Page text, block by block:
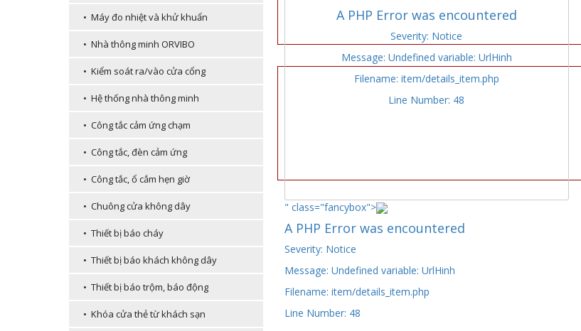
• Máy đo nhiệt và khử khuẩn
• Nhà thông minh ORVIBO
• Kiểm soát ra/vào cửa cổng
• Hệ thống nhà thông minh
• Công tắc cảm ứng chạm
• Công tắc, đèn cảm ứng
• Công tắc, ổ cắm hẹn giờ
• Chuông cửa không dây
• Thiết bị báo cháy
• Thiết bị báo khách không dây
• Thiết bị báo trộm, báo động
• Khóa cửa thẻ từ khách sạn
A PHP Error was encountered
Severity: Notice
Message: Undefined variable: UrlHinh
Filename: item/details_item.php
Line Number: 48
" class="fancybox">
A PHP Error was encountered
Severity: Notice
Message: Undefined variable: UrlHinh
Filename: item/details_item.php
Line Number: 48